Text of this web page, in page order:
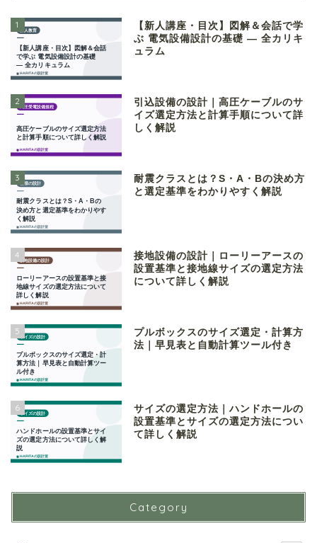
1
【新人講座・目次】図解＆会話で学
ぶ 電気設備設計の基礎 ― 全カリキ
ュラム
2
引込設備の設計｜高圧ケーブルのサ
イズ選定方法と計算手順について詳
しく解説
3
耐震クラスとは？S・A・Bの決め方
と選定基準をわかりやすく解説
4
接地設備の設計｜ローリーアースの
設置基準と接地線サイズの選定方法
について詳しく解説
5
プルボックスのサイズ選定・計算方
法｜早見表と自動計算ツール付き
6
サイズの選定方法｜ハンドホールの
設置基準とサイズの選定方法につい
て詳しく解説
Category